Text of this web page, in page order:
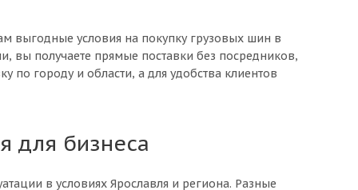
выгодные условия на покупку грузовых шин в
вы получаете прямые поставки без посредников,
по городу и области, а для удобства клиентов
для бизнеса
в условиях Ярославля и региона. Разные